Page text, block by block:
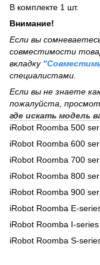
В комплекте 1 шт.
Внимание!
Если вы
совместимости
вкладку
специалистами.
Если вы не знаете
пожалуйста,
где искать модель
iRobot Roomba 500
iRobot Roomba 600
iRobot Roomba 700
iRobot Roomba 800
iRobot Roomba 900
iRobot Roomba E-
iRobot Roomba I-series
iRobot Roomba S-